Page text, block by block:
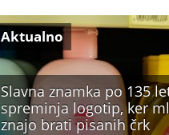
Slavna znamka po 135
spreminja logotip, ker
znajo brati pisanih črk
Aktualno